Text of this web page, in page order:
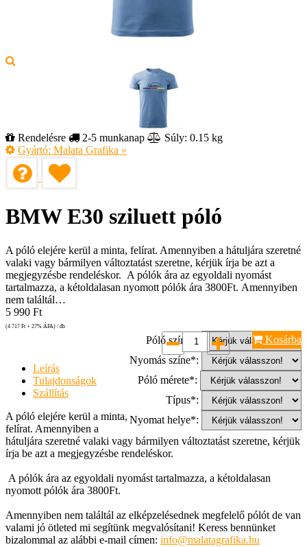
Rendelésre 2-5 munkanap
Súly: 0.15 kg
Gyártó: Malata Grafika »
BMW E30 sziluett póló
A póló elejére kerül a minta, felírat. Amennyiben a hátuljára szeretné
valaki vagy bármilyen változtatást szeretne, kérjük írja be azt a
megjegyzésbe rendeléskor. A pólók ára az egyoldali nyomást
tartalmazza, a kétoldalasan nyomott pólók ára 3800Ft. Amennyiben
nem találtál…
5 990 Ft
(4 717 Ft + 27% ÁFA) / db
Póló színe*:
Nyomás színe*:
Póló mérete*:
Típus*:
Nyomat helye*:
Kosárba
Leírás
Tulajdonságok
Szállítás
A póló elejére kerül a minta,
felírat. Amennyiben a
hátuljára szeretné valaki vagy bármilyen változtatást szeretne, kérjük
írja be azt a megjegyzésbe rendeléskor.
A pólók ára az egyoldali nyomást tartalmazza, a kétoldalasan
nyomott pólók ára 3800Ft.
Amennyiben nem találtál az elképzelésednek megfelelő pólót de van
valami jó ötleted mi segítünk megvalósítani! Keress bennünket
bizalommal az alábbi e-mail címen: info@malatagrafika.hu